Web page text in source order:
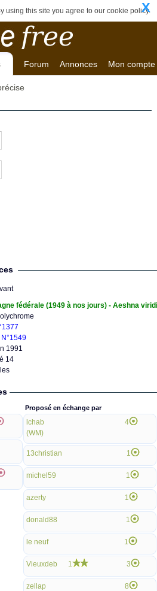
using this site you agree to our cookie policy.
X
Forum Annonces Mon compte
fédérale (1949 à nos jours) - Aeshna
1991
14
Proposé en échange par
lchab
(WM)
4
13christian 1
michel59 1
azerty 1
donald88 1
le neuf 1
Vieuxdeb 1 3
zellap 8